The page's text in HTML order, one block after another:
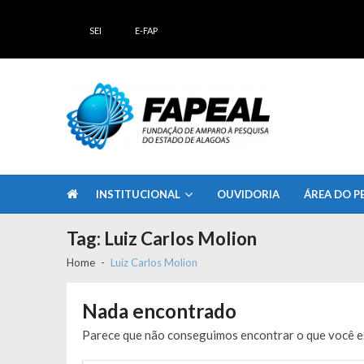
SEI E-FAP
INSTITUCIONAL OUVIDORIA ÁREA DO
Tag: Luiz Carlos Molion
Home Luiz Carlos Molion
Nada encontrado
Parece que não conseguimos encontrar o que você